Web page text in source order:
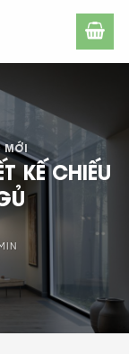
MỚI
KẾ CHIẾU